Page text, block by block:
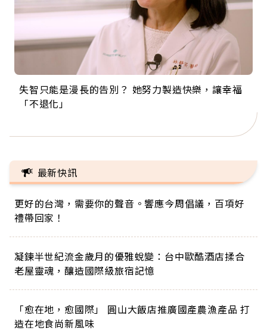
失智只能是漫長的告別？ 她努力製造快樂，讓幸福
「不退化」
來自剛果的巧克力神父 為台灣奉獻36年 「台灣是我
的家，我連作夢都講台語！」
63歲卸矽谷副總、搬回台灣找快樂！「蛋黃哥小
丑」走進安養院，逗樂上萬爺奶：退休後才開始真
104歲打破金氏世界紀錄 成為全球最年長羽球選
手，分享長壽的秘密原來是「這個」
事業巔峰他選擇追夢…黑手阿伯拉小提琴還登上小
巨蛋！連CNN都大讚！
最新快訊
更好的台灣，需要你的聲音。響應今周倡議，百項好
禮帶回家！
凝鍊半世紀流金歲月的優雅蛻變：台中歐酷酒店揉合
老屋靈魂，釀造國際級旅宿記憶
「愈在地，愈國際」 圓山大飯店推廣國產農漁產品 打
造在地食尚新風味